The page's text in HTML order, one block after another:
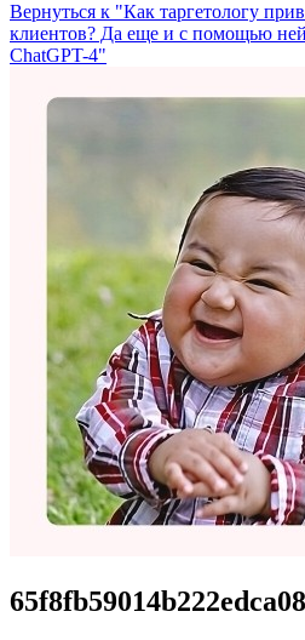
Вернуться к "Как таргетологу
клиентов? Да еще и с помощью
ChatGPT-4"